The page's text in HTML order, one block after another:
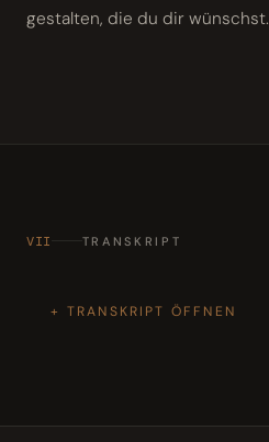
gestalten, die du dir wünschst.
VII TRANSKRIPT
TRANSKRIPT ÖFFNEN